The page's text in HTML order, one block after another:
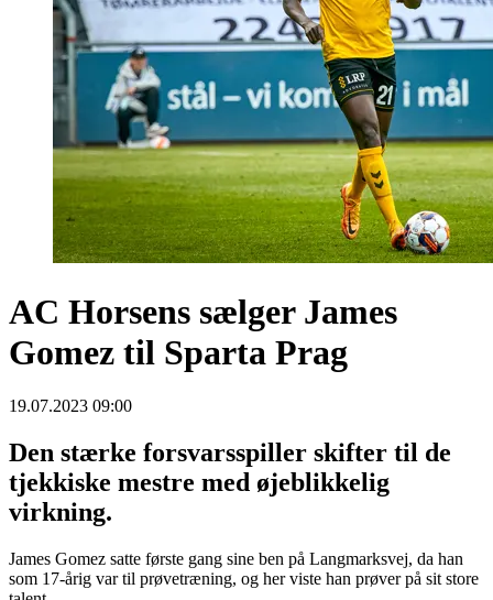
AC Horsens sælger James
Gomez til Sparta Prag
19.07.2023 09:00
Den stærke forsvarsspiller skifter til de
tjekkiske mestre med øjeblikkelig
virkning.
James Gomez satte første gang sine ben på Langmarksvej, da han
som 17-årig var til prøvetræning, og her viste han prøver på sit store